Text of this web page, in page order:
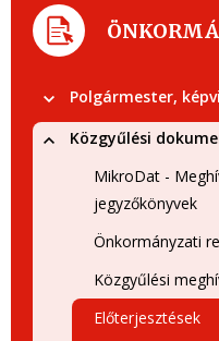
Polgármester,
Közgyűlési
MikroDat -
jegyzőkönyvek
Önkormányzati
Közgyűlési
Előterjesztések